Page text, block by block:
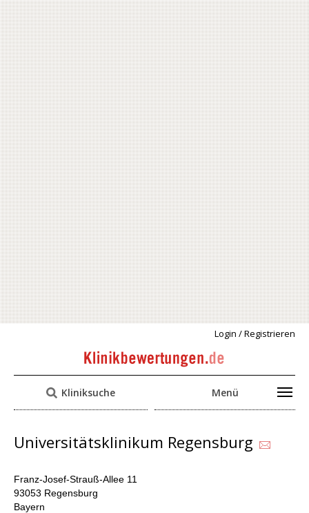
Login / Registrieren
Kliniksuche Menü
Universitätsklinikum Regensburg
Franz-Josef-Strauß-Allee 11
93053 Regensburg
Bayern